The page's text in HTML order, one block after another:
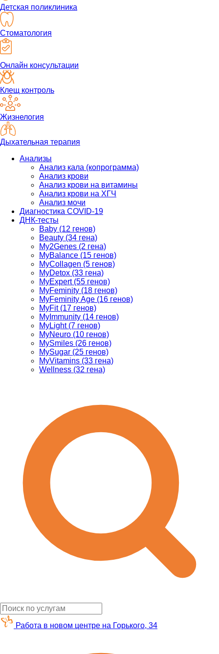
Детская поликлиника
Стоматология
Онлайн консультации
Клещ контроль
Жизнелогия
Дыхательная терапия
Анализы
Анализ кала (копрограмма)
Анализ крови
Анализ крови на витамины
Анализ крови на ХГЧ
Анализ мочи
Диагностика COVID-19
ДНК-тесты
Baby (12 генов)
Beauty (34 гена)
My2Genes (2 гена)
MyBalance (15 генов)
MyCollagen (5 генов)
MyDetox (33 гена)
MyExpert (55 генов)
MyFeminity (18 генов)
MyFeminity Age (16 генов)
MyFit (17 генов)
MyImmunity (14 генов)
MyLight (7 генов)
MyNeuro (10 генов)
MySmiles (26 генов)
MySugar (25 генов)
MyVitamins (33 гена)
Wellness (32 гена)
Работа в новом центре на Горького, 34